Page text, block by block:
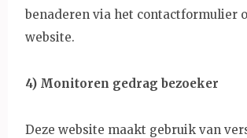
benaderen via het contactformulier
website.
4) Monitoren gedrag bezoeker
Deze website maakt gebruik van